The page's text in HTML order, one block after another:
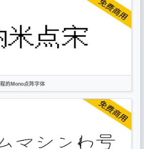
复古
作者声明
的Mono点阵字体
简体
像素